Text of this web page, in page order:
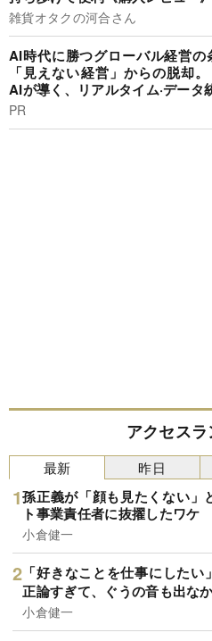
雑貨オタクの河合さん
AI時代に勝つグローバル経営
「見えない経営」からの脱却
AIが導く、リアルタイム·データ
PR
アクセス
最新
孫正義が「顔も見たくない」
ト事業責任者に抜擢したワケ
小倉健一
「好きなことを仕事にした
正論すぎて、ぐうの音も出な
小倉健一
昨日